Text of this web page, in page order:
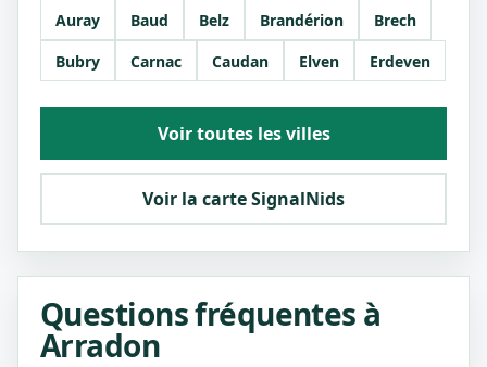
Auray Baud Belz Brandérion
Brech
Bubry
Carnac Caudan Elven Erdeven
Voir toutes les villes
Voir la carte SignalNids
Questions fréquentes à
Arradon